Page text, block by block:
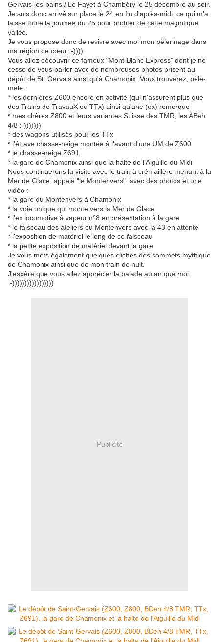
Gervais-les-bains / Le Fayet à Chambéry le 25 décembre au soir.
Je suis donc arrivé sur place le 24 en fin d'après-midi, ce qui m'a
laissé toute la journée du 25 pour profiter de cette magnifique
vallée.
Je vous propose donc de revivre avec moi mon pèlerinage dans
ma région de cœur :-))))
Vous allez découvrir ce fameux "Mont-Blanc Express" dont je ne
cesse de vous parler avec de nombreuses photos prisent au
dépôt de St. Gervais ainsi qu'à Chamonix. Vous trouverez, pèle-
mêle :
* les dernières Z600 encore en activité (qui n'assurent plus que
des Trains de TravauX ou TTx) ainsi qu'une (ex) remorque
* mes chères Z800 et leurs variantes Suisse des TMR, les ABeh
4/8 :-)))))))
* des wagons utilisés pour les TTx
* l'étrave chasse-neige montée à l'avant d'une UM de Z600
* le chasse-neige Z691
* la gare de Chamonix ainsi que la halte de l'Aiguille du Midi
Nous continuerons la visite avec le train à crémaillère menant à la
Mer de Glace, appelé "le Montenvers", avec des photos et une
vidéo :
* la gare du Montenvers à Chamonix
* la voie unique qui monte vers la Mer de Glace
* l'ex locomotive à vapeur n°8 en présentation à la gare
* le faisceau des ateliers du Montenvers avec la 43 en attente
* l'exposition de matériel le long de ce faisceau
* la petite exposition de matériel devant la gare
Je vous mets également quelques clichés des sommets mythique
de Chamonix ainsi que de mon train de nuit.
J'espère que vous allez apprécier la balade autan que moi
:-)))))))))))))))))
Publicité